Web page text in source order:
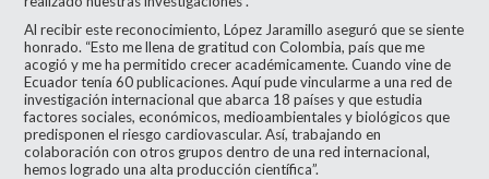
Al recibir este reconocimiento, López Jaramillo aseguró que se siente
honrado. “Esto me llena de gratitud con Colombia, país que me
acogió y me ha permitido crecer académicamente. Cuando vine de
Ecuador tenía 60 publicaciones. Aquí pude vincularme a una red de
investigación internacional que abarca 18 países y que estudia
factores sociales, económicos, medioambientales y biológicos que
predisponen el riesgo cardiovascular. Así, trabajando en
colaboración con otros grupos dentro de una red internacional,
hemos logrado una alta producción científica”.